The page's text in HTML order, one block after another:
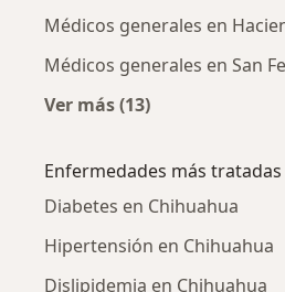
Médicos generales en
Médicos generales en San
Ver más (13)
Enfermedades más tratadas
Diabetes en Chihuahua
Hipertensión en Chihuahua
Dislipidemia en Chihuahua